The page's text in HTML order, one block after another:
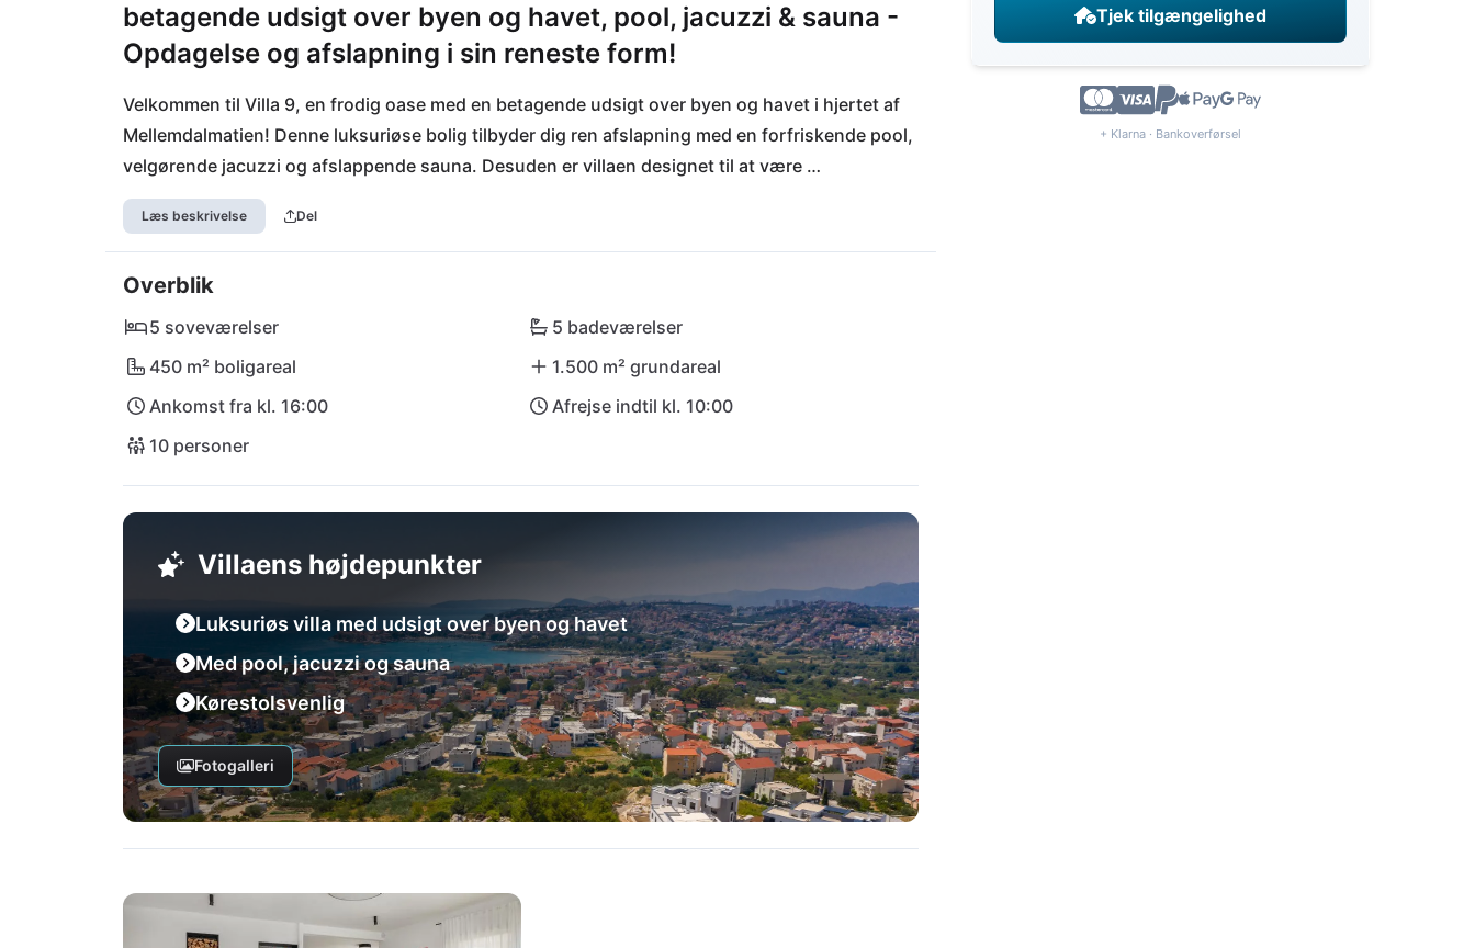
betagende udsigt over byen og havet, pool, jacuzzi & sauna -
Opdagelse og afslapning i sin reneste form!
Velkommen til Villa 9, en frodig oase med en betagende udsigt over byen og havet i hjertet af
Mellemdalmatien! Denne luksuriøse bolig tilbyder dig ren afslapning med en forfriskende pool,
velgørende jacuzzi og afslappende sauna. Desuden er villaen designet til at være
kørestolsvenlig, så alle kan nyde ferien i fulde drag. I umiddelbar nærhed finder du en
supermarked til daglige fornødenheder, en restaurant til at forkæle ganen samt fantastiske
strande til solbadning og svømning. Den pulserende by Split inviterer til udforskning af
historiske seværdigheder, mens steder som Omiš, Trogir eller Primošten lover yderligere
eventyr. Nationalparken Krka tiltrækker naturelskere – alt dette tilgængeligt fra din perfekte
Læs beskrivelse Del
Overblik
5 soveværelser
5 badeværelser
450 m² boligareal
1.500 m² grundareal
Ankomst fra kl. 16:00
Afrejse indtil kl. 10:00
10 personer
Villaens højdepunkter
Luksuriøs villa med udsigt over byen og havet
Med pool, jacuzzi og sauna
Kørestolsvenlig
Fotogalleri
Tjek tilgængelighed
+ Klarna · Bankoverførsel